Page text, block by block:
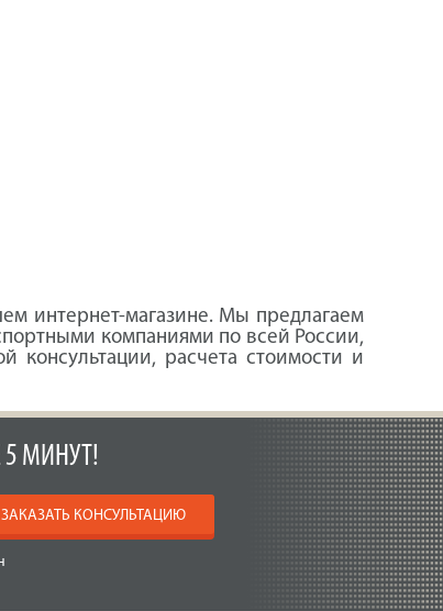
интернет-магазине. Мы предлагаем
компаниями по всей России,
консультации, расчета стоимости и
5 МИНУТ!
ЗАКАЗАТЬ КОНСУЛЬТАЦИЮ